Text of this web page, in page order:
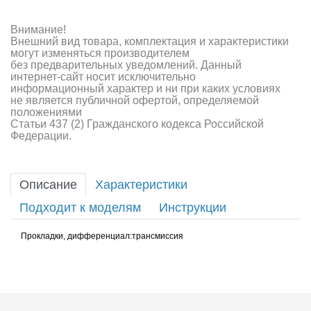
Внимание!
Внешний вид товара, комплектация и характеристики
могут изменяться производителем
без предварительных уведомлений. Данный
интернет-сайт носит исключительно
информационный характер и ни при каких условиях
не является публичной офертой, определяемой
положениями
Статьи 437 (2) Гражданского кодекса Российской
Федерации.
Описание
Характеристики
Подходит к моделям
Инструкции
Прокладки, дифференциал:трансмиссия